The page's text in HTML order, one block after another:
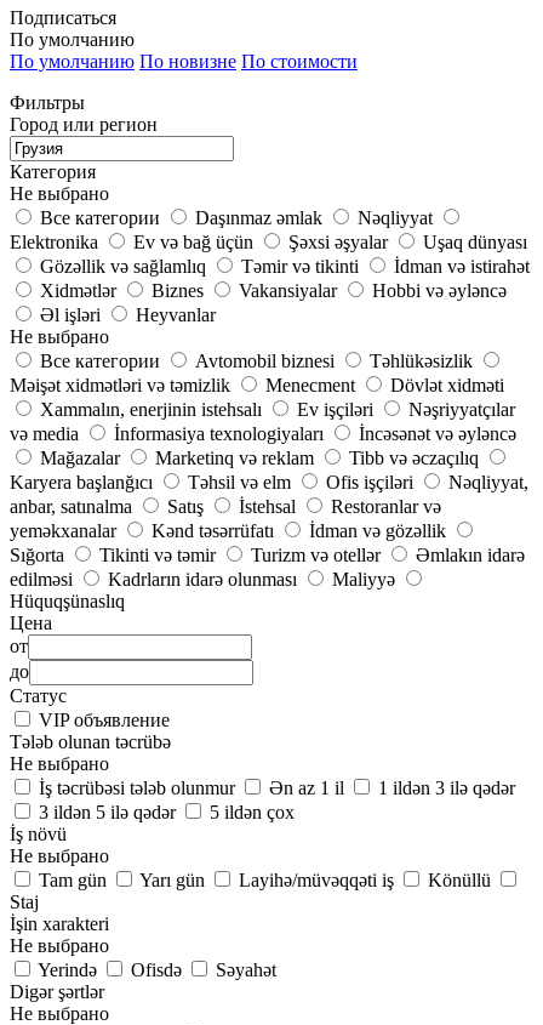
Подписаться
По умолчанию
По умолчанию По новизне По стоимости
Фильтры
Город или регион
Категория
Не выбрано
Все категории
Daşınmaz əmlak
Nəqliyyat
Elektronika
Ev və bağ üçün Şəxsi əşyalar
Uşaq dünyası
Gözəllik və sağlamlıq
Təmir və tikinti
İdman və istirahət
Xidmətlər
Biznes Vakansiyalar
Hobbi və əyləncə
Əl işləri
Heyvanlar
Не выбрано
Все категории
Avtomobil biznesi
Təhlükəsizlik
Məişət xidmətləri və təmizlik
Menecment
Dövlət xidməti
Xammalın, enerjinin istehsalı
Ev işçiləri
Nəşriyyatçılar
və media
İnformasiya texnologiyaları
İncəsənət və əyləncə
Mağazalar
Marketinq və reklam
Tibb və əczaçılıq
Karyera başlanğıcı
Təhsil və elm Ofis işçiləri
Nəqliyyat,
anbar, satınalma
Satış İstehsal
Restoranlar və
yeməkxanalar
Kənd təsərrüfatı
İdman və gözəllik
Sığorta
Tikinti və təmir Turizm və otellər
Əmlakın idarə
edilməsi
Kadrların idarə olunması
Maliyyə
Hüquqşünaslıq
Цена
от
до
Статус
VIP объявление
Tələb olunan təcrübə
Не выбрано
İş təcrübəsi tələb olunmur
Ən az 1 il
1 ildən 3 ilə qədər
3 ildən 5 ilə qədər
5 ildən çox
İş növü
Не выбрано
Tam gün
Yarı gün Layihə/müvəqqəti iş
Könüllü
Staj
İşin xarakteri
Не выбрано
Yerində
Ofisdə
Səyahət
Digər şərtlər
Не выбрано